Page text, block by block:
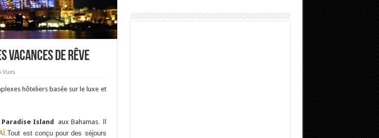
vacances de rêve
Vues
hôteliers basée sur le luxe et
Island aux Bahamas. Il
.Tout est conçu pour des séjours